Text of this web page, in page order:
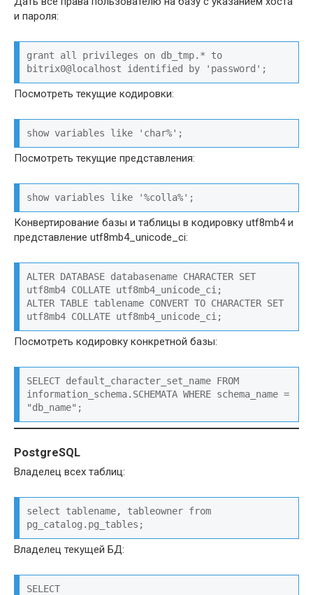
и пароля:
grant all privileges on db_tmp.* to
bitrix0@localhost identified by 'password';
Посмотреть текущие кодировки:
show variables like 'char%';
Посмотреть текущие представления:
show variables like '%colla%';
Конвертирование базы и таблицы в кодировку utf8mb4 и
представление utf8mb4_unicode_ci:
ALTER DATABASE databasename CHARACTER SET
utf8mb4 COLLATE utf8mb4_unicode_ci;
ALTER TABLE tablename CONVERT TO CHARACTER SET
utf8mb4 COLLATE utf8mb4_unicode_ci;
Посмотреть кодировку конкретной базы:
SELECT default_character_set_name FROM
information_schema.SCHEMATA WHERE schema_name =
"db_name";
PostgreSQL
Владелец всех таблиц:
select tablename, tableowner from
pg_catalog.pg_tables;
Владелец текущей БД:
SELECT